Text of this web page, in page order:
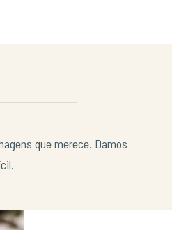
que merece. Damos